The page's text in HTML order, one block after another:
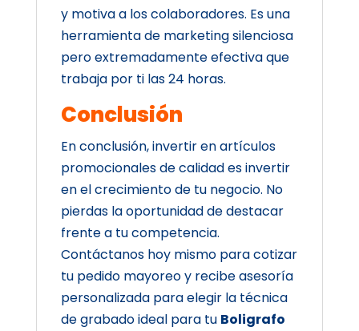
y motiva a los colaboradores. Es una
herramienta de marketing silenciosa
pero extremadamente efectiva que
trabaja por ti las 24 horas.
Conclusión
En conclusión, invertir en artículos
promocionales de calidad es invertir
en el crecimiento de tu negocio. No
pierdas la oportunidad de destacar
frente a tu competencia.
Contáctanos hoy mismo para cotizar
tu pedido mayoreo y recibe asesoría
personalizada para elegir la técnica
de grabado ideal para tu Boligrafo